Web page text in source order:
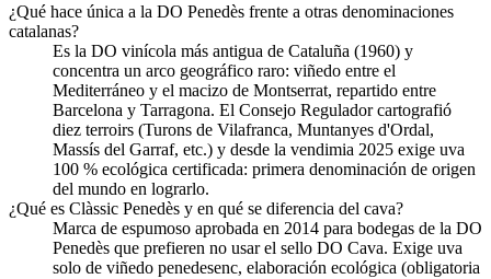
¿Qué hace única a la DO Penedès frente a otras denominaciones
catalanas?
Es la DO vinícola más antigua de Cataluña (1960) y
concentra un arco geográfico raro: viñedo entre el
Mediterráneo y el macizo de Montserrat, repartido entre
Barcelona y Tarragona. El Consejo Regulador cartografió
diez terroirs (Turons de Vilafranca, Muntanyes d'Ordal,
Massís del Garraf, etc.) y desde la vendimia 2025 exige uva
100 % ecológica certificada: primera denominación de origen
del mundo en lograrlo.
¿Qué es Clàssic Penedès y en qué se diferencia del cava?
Marca de espumoso aprobada en 2014 para bodegas de la DO
Penedès que prefieren no usar el sello DO Cava. Exige uva
solo de viñedo penedesenc, elaboración ecológica (obligatoria